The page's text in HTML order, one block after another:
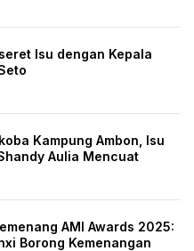
Isu dengan Kepala
Kampung Ambon, Isu
Aulia Mencuat
AMI Awards 2025:
Borong Kemenangan